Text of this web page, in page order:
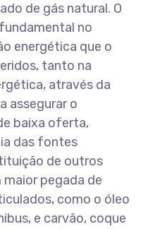
de gás natural. O
no
energética que o
tanto na
através da
assegurar o
baixa oferta,
das fontes
de outros
pegada de
como o óleo
e carvão, coque